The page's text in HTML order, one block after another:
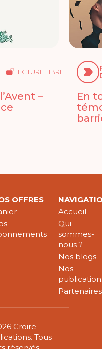
LECTURE LIBRE
–
En
OFFRES
Accueil
Qui
sommes-
nous ?
Nos blogs
Nos
Partenaires
Croire-
Tous